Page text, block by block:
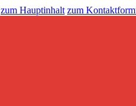
zum Hauptinhalt zum